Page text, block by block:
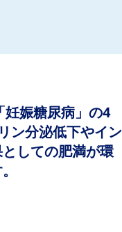
妊娠糖尿病」の4
ン分泌低下やイン
しての肥満が環